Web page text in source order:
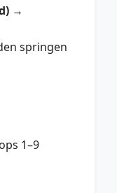
→
springen
1–9